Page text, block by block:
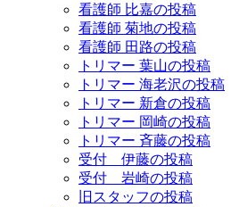
看護師 比嘉の投稿
看護師 菊地の投稿
看護師 田路の投稿
トリマー 葉山の投稿
トリマー 海老沢の投稿
トリマー 新倉の投稿
トリマー 岡崎の投稿
トリマー 斉藤の投稿
受付 伊藤の投稿
受付 岩崎の投稿
旧スタッフの投稿